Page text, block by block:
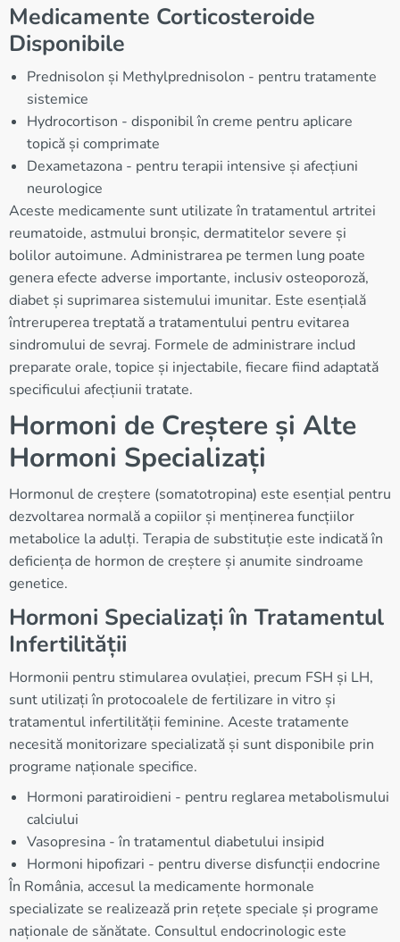
Medicamente Corticosteroide
Disponibile
Prednisolon și Methylprednisolon - pentru tratamente
sistemice
Hydrocortison - disponibil în creme pentru aplicare
topică și comprimate
Dexametazona - pentru terapii intensive și afecțiuni
neurologice
Aceste medicamente sunt utilizate în tratamentul artritei
reumatoide, astmului bronșic, dermatitelor severe și
bolilor autoimune. Administrarea pe termen lung poate
genera efecte adverse importante, inclusiv osteoporoză,
diabet și suprimarea sistemului imunitar. Este esențială
întreruperea treptată a tratamentului pentru evitarea
sindromului de sevraj. Formele de administrare includ
preparate orale, topice și injectabile, fiecare fiind adaptată
specificului afecțiunii tratate.
Hormoni de Creștere și Alte
Hormoni Specializați
Hormonul de creștere (somatotropina) este esențial pentru
dezvoltarea normală a copiilor și menținerea funcțiilor
metabolice la adulți. Terapia de substituție este indicată în
deficiența de hormon de creștere și anumite sindroame
genetice.
Hormoni Specializați în Tratamentul
Infertilității
Hormonii pentru stimularea ovulației, precum FSH și LH,
sunt utilizați în protocoalele de fertilizare in vitro și
tratamentul infertilității feminine. Aceste tratamente
necesită monitorizare specializată și sunt disponibile prin
programe naționale specifice.
Hormoni paratiroidieni - pentru reglarea metabolismului
calciului
Vasopresina - în tratamentul diabetului insipid
Hormoni hipofizari - pentru diverse disfuncții endocrine
În România, accesul la medicamente hormonale
specializate se realizează prin rețete speciale și programe
naționale de sănătate. Consultul endocrinologic este